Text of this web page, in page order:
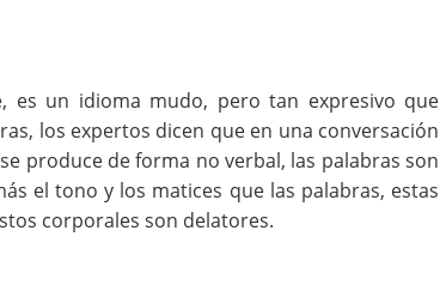
es un idioma mudo, pero tan expresivo que
los expertos dicen que en una conversación
produce de forma no verbal, las palabras son
el tono y los matices que las palabras, estas
corporales son delatores.